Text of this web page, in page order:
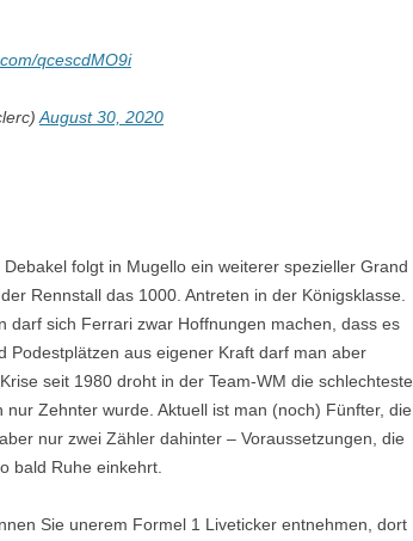
qcescdMO9i
August 30, 2020
folgt in Mugello ein weiterer spezieller Grand
Rennstall das 1000. Antreten in der Königsklasse.
darf sich Ferrari zwar Hoffnungen machen, dass es
Podestplätzen aus eigener Kraft darf man aber
seit 1980 droht in der Team-WM die schlechteste
Zehnter wurde. Aktuell ist man (noch) Fünfter, die
nur zwei Zähler dahinter – Voraussetzungen, die
bald Ruhe einkehrt.
Sie unerem Formel 1 Liveticker entnehmen, dort